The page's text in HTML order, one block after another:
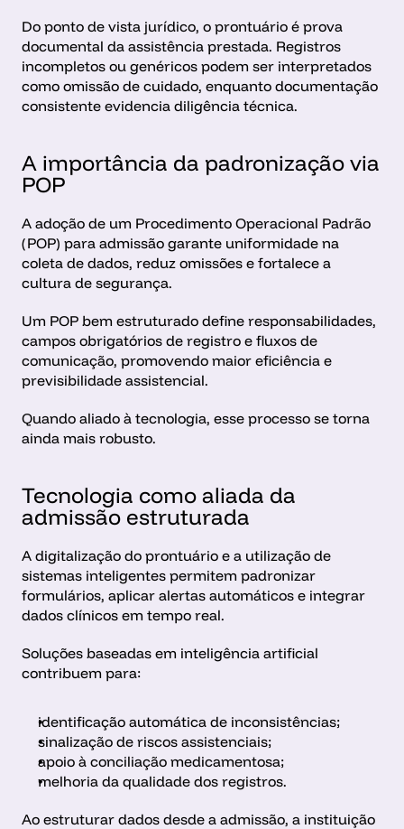
Do ponto de vista jurídico, o prontuário é prova
documental da assistência prestada. Registros
incompletos ou genéricos podem ser interpretados
como omissão de cuidado, enquanto documentação
consistente evidencia diligência técnica.
A importância da padronização via
POP
A adoção de um Procedimento Operacional Padrão
(POP) para admissão garante uniformidade na
coleta de dados, reduz omissões e fortalece a
cultura de segurança.
Um POP bem estruturado define responsabilidades,
campos obrigatórios de registro e fluxos de
comunicação, promovendo maior eficiência e
previsibilidade assistencial.
Quando aliado à tecnologia, esse processo se torna
ainda mais robusto.
Tecnologia como aliada da
admissão estruturada
A digitalização do prontuário e a utilização de
sistemas inteligentes permitem padronizar
formulários, aplicar alertas automáticos e integrar
dados clínicos em tempo real.
Soluções baseadas em inteligência artificial
contribuem para:
identificação automática de inconsistências;
sinalização de riscos assistenciais;
apoio à conciliação medicamentosa;
melhoria da qualidade dos registros.
Ao estruturar dados desde a admissão, a instituição